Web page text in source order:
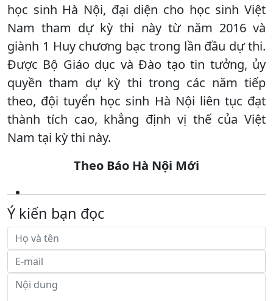
học sinh Hà Nội, đại diện cho học sinh Việt
Nam tham dự kỳ thi này từ năm 2016 và
giành 1 Huy chương bạc trong lần đầu dự thi.
Được Bộ Giáo dục và Đào tạo tin tưởng, ủy
quyền tham dự kỳ thi trong các năm tiếp
theo, đội tuyển học sinh Hà Nội liên tục đạt
thành tích cao, khẳng định vị thế của Việt
Nam tại kỳ thi này.
Theo Báo Hà Nội Mới
Ý kiến bạn đọc